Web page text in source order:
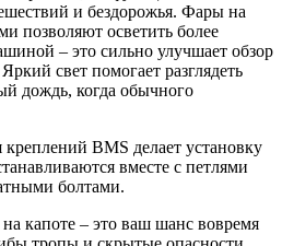
и бездорожья. Фары на
позволяют осветить более
– это сильно улучшает обзор
свет помогает разглядеть
дождь, когда обычного
BMS делает установку
вместе с петлями
болтами.
капоте – это ваш шанс вовремя